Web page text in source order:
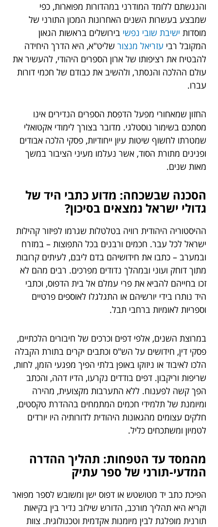
והנגשתם ללומד המודרני במהדורות מפוארות, כפי
שמבצע בעשרות השנים האחרונות המכון התורני של
מוסדות ישיבת שובי נפשי בירושלים בראשות הגאון
המקובל רבי עזריאל מנצור שליט"א, היא הדרך היחידה
להבטיח את רציפותו של ארון הספרים היהודי, להעשיר את
עולם ההלכה והנסתר, ולהשיב את כבודם של חכמי דורות
עברו.
החזון שמאחורי מפעל הדפסת הספרים הנדירים אינו
מסתכם בשימור נוסטלגי. מדובר בצורך לימודי אקטואלי
שמטרתו לחשוף שיטות עיון ייחודיות, פסקי הלכה אבודים
ופנינים מתורת הסוד, אשר נעלמו מעיני הציבור במשך
מאות שנים.
הסכנה שבשכחה: מדוע כתבי היד של
גדולי ישראל נמצאים בסיכון?
ההיסטוריה היהודית רוויה בטלטלות שגרמו לפיזור קהילות
ישראל לכל עבר. חכמים ורבנים בכל התפוצות – במזרח
ובמערב – כתבו את חידושיהם בדם ליבם, לעיתים קרובות
מתוך דוחק ועוני ובמהלך נדודים מפרכים. רבים מהם לא
זכו בחייהם להביא את פרי עמלם אל בית הדפוס, וכתבי
היד נותרו בידי יורשיהם או התגלגלו לאוספים פרטיים
וספריות לאומיות ברחבי תבל.
במרוצת השנים, אלפי דפים וכרכים של חיבורים הלכתיים,
פסקי דין, חידושים על הש"ס וכתבים יקרים בתורת הקבלה
הלכו לאיבוד או ניזוקו באופן בלתי הפיך מפגעי הזמן, לחות,
שריפות וריקבון. דפים בודדים נקרעו, הדיו דהה, והכתב
הפך קשה לפענוח. ללא התערבות מקצועית, מהירה
ומיומנת של תלמידי חכמים המתמחים בההדרת טקסטים,
חלקים עצומים מהגאונות היהודית לדורותיה היו יורדים
לטמיון ומשתכחים כליל.
מהמסד עד הטפחות: תהליך ההדרה
המדעי-תורני של ספר עתיק
הפיכת כתב יד מטושטש או דפוס ישן ומשובש לספר מפואר
וקריא היא תהליך מורכב, הדורש שילוב נדיר בין בקיאות
תורנית מופלגת לבין מיומנות אקדמית וטכנולוגית. צוות